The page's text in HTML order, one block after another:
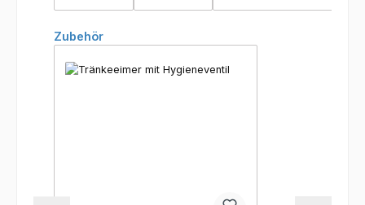
Produktgalerie überspringen
Zubehör